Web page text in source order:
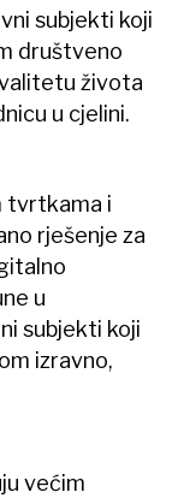
subjekti koji
društveno
života
u cjelini.
tvrtkama i
rješenje za
u
subjekti koji
izravno,
većim